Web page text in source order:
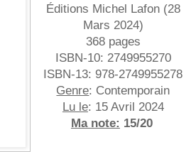
Éditions Michel Lafon (28
Mars 2024)
368 pages
ISBN-10: 2749955270
ISBN-13: 978-2749955278
Genre: Contemporain
Lu le: 15 Avril 2024
Ma note: 15/20